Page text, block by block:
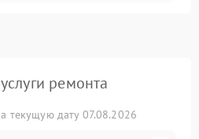
ремонта
текущую дату 07.08.2026